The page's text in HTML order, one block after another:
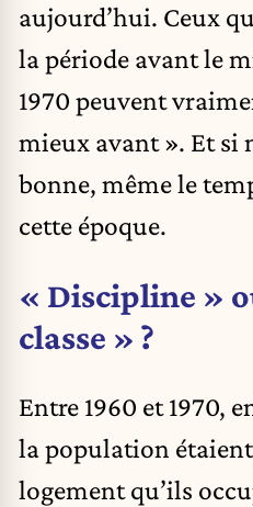
aujourd’hui. Ceux
la période avant le
1970 peuvent
mieux avant ». Et si
bonne, même le
cette époque.
« Discipline »
classe » ?
Entre 1960 et 1970,
la population
logement qu’ils